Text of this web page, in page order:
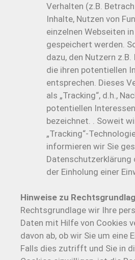
Verhalten (z.B.
Inhalte, Nutzen von
einzelnen Webseiten
gespeichert werden.
dazu, den Nutzern
die ihren potentiellen
entsprechen. Dieses
als „Tracking“, d.h.,
potentiellen
bezeichnet. . Soweit
„Tracking“-
informieren wir Sie
Datenschutzerklärung
der Einholung einer
Hinweise zu
Rechtsgrundlage wir Ihre
Daten mit Hilfe von Cookies
davon ab, ob wir Sie um eine
Falls dies zutrifft und Sie in